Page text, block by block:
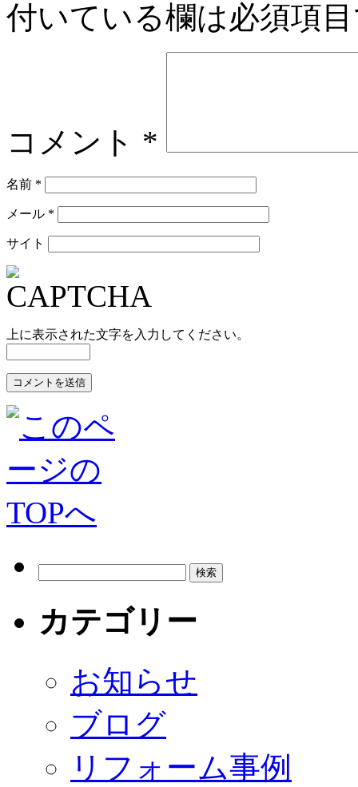
付いている欄は必須項
コメント *
名前 *
メール *
サイト
上に表示された文字を入力してください。
カテゴリー
お知らせ
ブログ
リフォーム事例